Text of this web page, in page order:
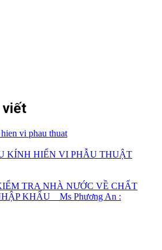
viết
KÍNH HIỂN VI PHẪU THUẬT
TRA NHÀ NƯỚC VỀ CHẤT
KHẨU _ Ms Phương An :